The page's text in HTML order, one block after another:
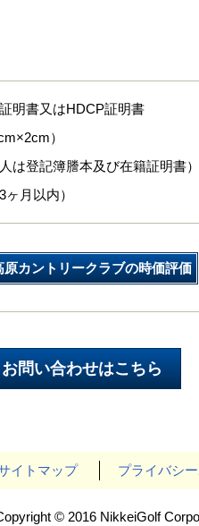
明書又はHDCP証明書
）
は登記簿謄本及び在籍証明書）
ヶ月以内）
原カントリークラブの時価評価
イトマップ プライバシ
© 2016 NikkeiGolf